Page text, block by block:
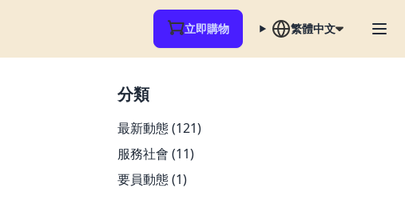
立即購物 繁體中文
分類
最新動態(121)
服務社會 (11)
要員動態(1)